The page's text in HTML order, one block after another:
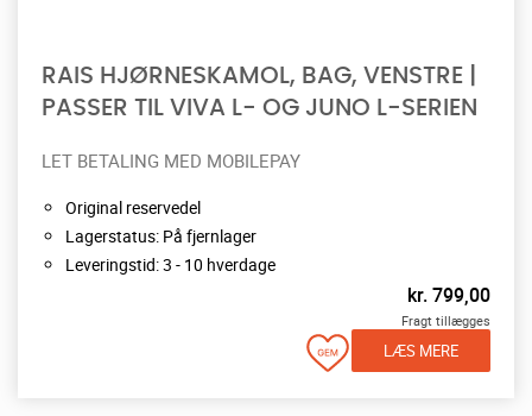
RAIS HJØRNESKAMOL, BAG, VENSTRE |
PASSER TIL VIVA L- OG JUNO L-SERIEN
LET BETALING MED MOBILEPAY
Original reservedel
Lagerstatus: På fjernlager
Leveringstid: 3 - 10 hverdage
kr.799,00
Fragt tillægges
LÆS MERE